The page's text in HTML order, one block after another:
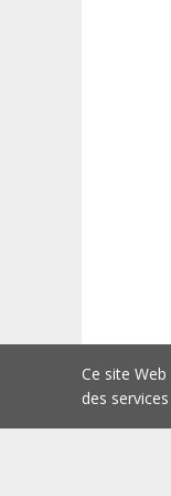
Ce site
des